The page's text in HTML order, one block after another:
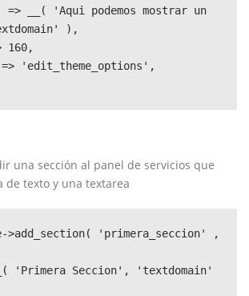
__( 'Aqui podemos mostrar un
),
'edit_theme_options',
una sección al panel de servicios que
de texto y una textarea
>add_section( 'primera_seccion' ,
Seccion', 'textdomain'